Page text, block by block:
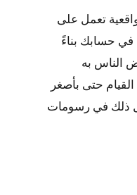
تعمل على
حسابك بناءً
الناس به
حتى بأصغر
ذلك في رسومات